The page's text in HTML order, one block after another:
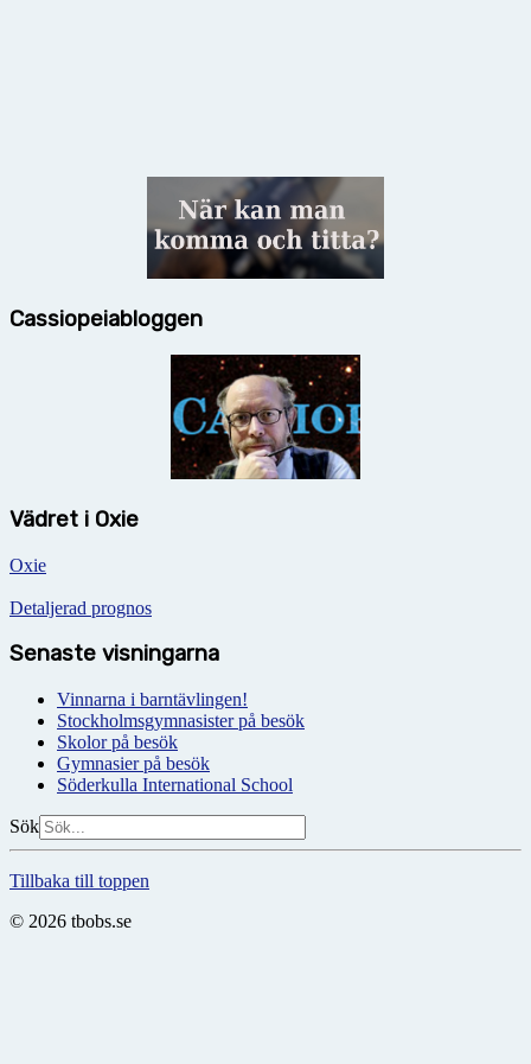
Cassiopeiabloggen
Vädret i Oxie
Oxie
Detaljerad prognos
Senaste visningarna
Vinnarna i barntävlingen!
Stockholmsgymnasister på besök
Skolor på besök
Gymnasier på besök
Söderkulla International School
Sök
Tillbaka till toppen
© 2026 tbobs.se